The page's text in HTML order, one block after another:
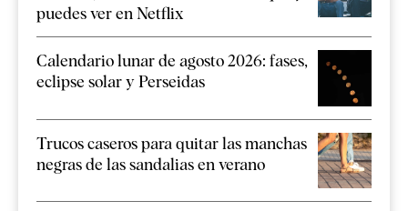
puedes ver en Netflix
Calendario lunar de agosto 2026: fases,
eclipse solar y Perseidas
Trucos caseros para quitar las manchas
negras de las sandalias en verano